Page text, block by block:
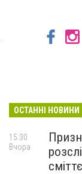
ОСТАННІ НОВИНИ
15:30
Вчора